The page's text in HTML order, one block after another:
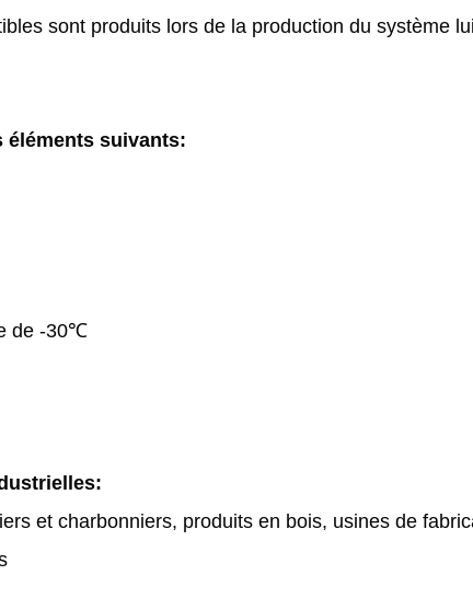
sont produits lors de la production du système
éléments suivants:
de -30℃
et charbonniers, produits en bois, usines de